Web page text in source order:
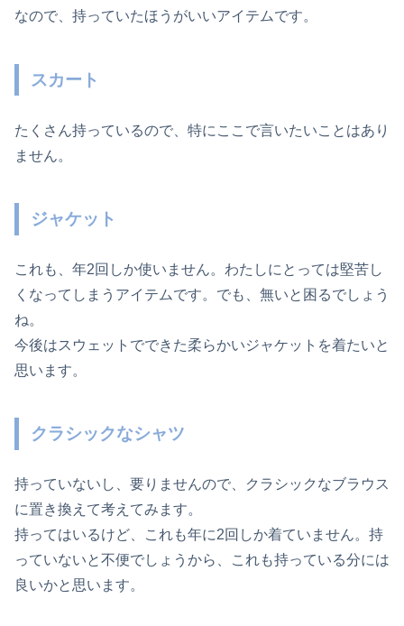
なので、持っていたほうがいいアイテムです。
スカート
たくさん持っているので、特にここで言いたいことはあり
ません。
ジャケット
これも、年2回しか使いません。わたしにとっては堅苦し
くなってしまうアイテムです。でも、無いと困るでしょう
ね。
今後はスウェットでできた柔らかいジャケットを着たいと
思います。
クラシックなシャツ
持っていないし、要りませんので、クラシックなブラウス
に置き換えて考えてみます。
持ってはいるけど、これも年に2回しか着ていません。持
っていないと不便でしょうから、これも持っている分には
良いかと思います。